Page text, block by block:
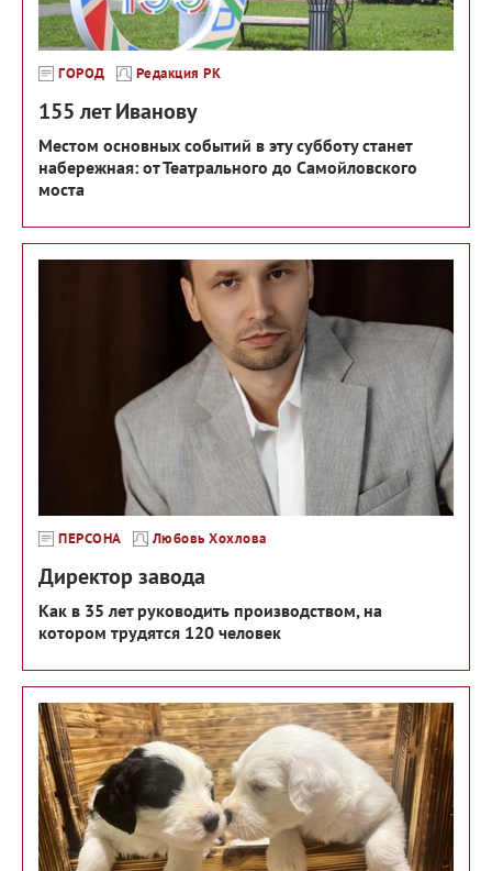
ГОРОД Редакция РК
155 лет Иванову
Местом основных событий в эту субботу станет
набережная: от Театрального до Самойловского
моста
ПЕРСОНА Любовь Хохлова
Директор завода
Как в 35 лет руководить производством, на
котором трудятся 120 человек